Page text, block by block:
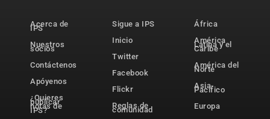
Acerca de
IPS
Nuestros
socios
Contáctenos
Apóyenos
¿Quieres
publicar
notas de
IPS?
Sigue a IPS
Inicio
Twitter
Facebook
Flickr
Reglas de
comunidad
África
América
Latina y el
Caribe
América del
Norte
Asia-
Pacífico
Europa